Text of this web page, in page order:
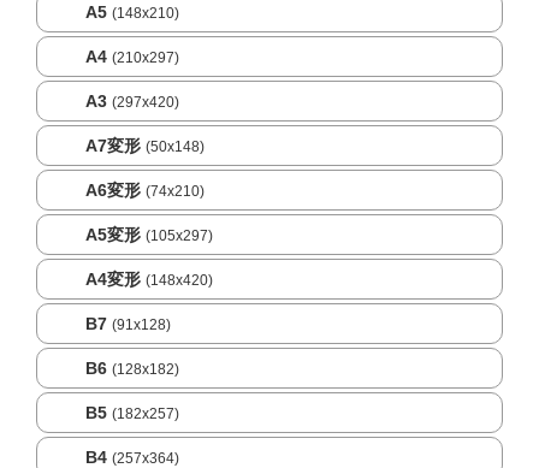
A5 (148x210)
A4 (210x297)
A3 (297x420)
A7変形 (50x148)
A6変形 (74x210)
A5変形 (105x297)
A4変形 (148x420)
B7 (91x128)
B6 (128x182)
B5 (182x257)
B4 (257x364)